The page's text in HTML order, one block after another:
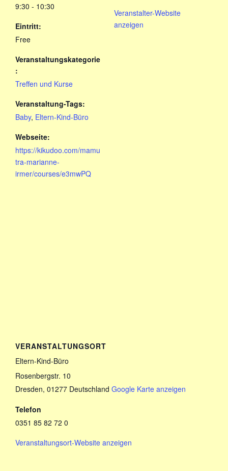
9:30 - 10:30
Eintritt:
Free
Veranstaltungskategorie
:
Treffen und Kurse
Veranstaltung-Tags:
Baby, Eltern-Kind-Büro
Webseite:
https://kikudoo.com/mamu
tra-marianne-
irmer/courses/e3mwPQ
Veranstalter-Website
anzeigen
VERANSTALTUNGSORT
Eltern-Kind-Büro
Rosenbergstr. 10
Dresden, 01277 Deutschland Google Karte anzeigen
Telefon
0351 85 82 72 0
Veranstaltungsort-Website anzeigen